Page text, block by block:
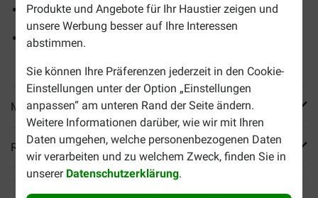
Produkte und Angebote für Ihr Haustier zeigen und
unsere Werbung besser auf Ihre Interessen
abstimmen.
Sie können Ihre Präferenzen jederzeit in den Cookie-
Einstellungen unter der Option „Einstellungen
anpassen“ am unteren Rand der Seite ändern.
Weitere Informationen darüber, wie wir mit Ihren
Daten umgehen, welche personenbezogenen Daten
wir verarbeiten und zu welchem Zweck, finden Sie in
unserer Datenschutzerklärung.
Unterstützt die Gewichtskontrolle
Vollwertige Diätnahrung für erwachsene und ältere
Mehr Produktinfos
Reviews